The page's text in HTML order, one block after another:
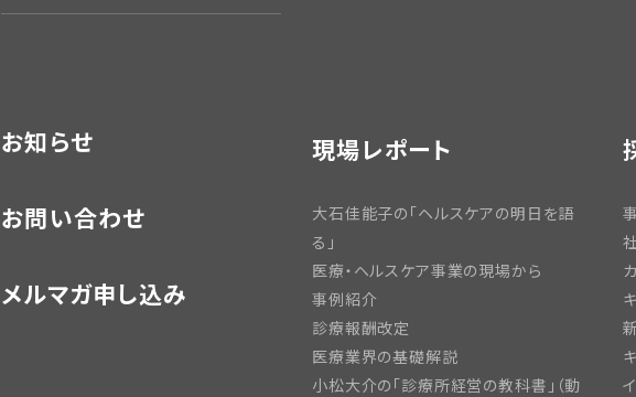
お知らせ
お問い合わせ
メルマガ申し込み
現場レポート
大石佳能子の「ヘルスケアの明日を語
る」
医療・ヘルスケア事業の現場から
事例紹介
診療報酬改定
医療業界の基礎解説
小松大介の「診療所経営の教科書」（動